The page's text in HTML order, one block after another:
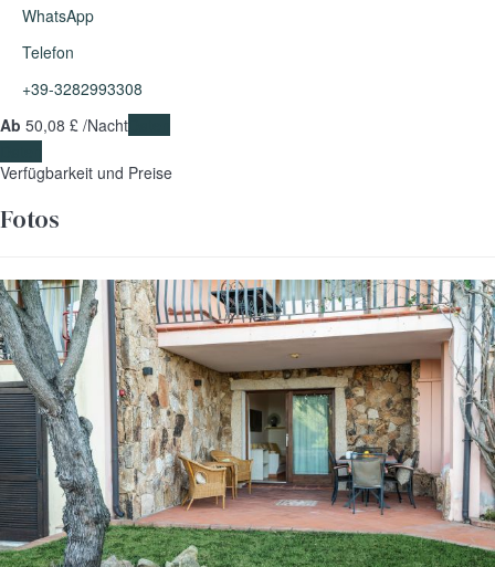
WhatsApp
Telefon
+39-3282993308
Ab 50,08 £ /Nacht
Verfügbarkeit und Preise
Fotos